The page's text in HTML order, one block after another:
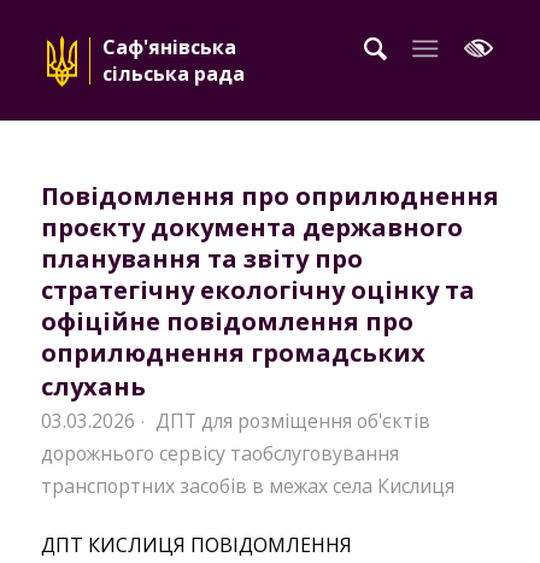
Саф'янівська
сільська рада
Повідомлення про оприлюднення
проєкту документа державного
планування та звіту про
стратегічну екологічну оцінку та
офіційне повідомлення про
оприлюднення громадських
слухань
03.03.2026 · ДПТ для розміщення об'єктів
дорожнього сервісу таобслуговування
транспортних засобів в межах села Кислиця
ДПТ КИСЛИЦЯ ПОВІДОМЛЕННЯ